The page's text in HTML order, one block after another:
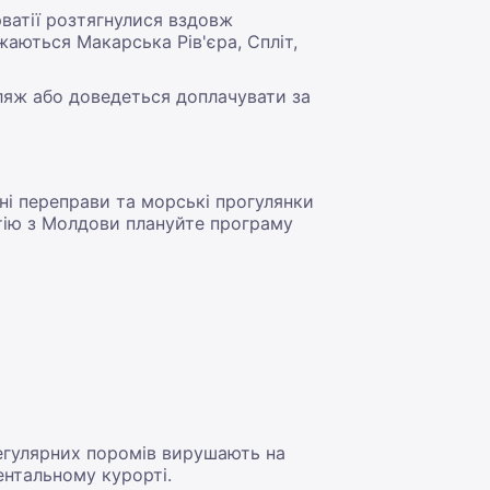
розтягнулися вздовж
Макарська Рів'єра, Спліт,
або доведеться доплачувати за
переправи та морські прогулянки
з Молдови плануйте програму
поромів вирушають на
курорті.